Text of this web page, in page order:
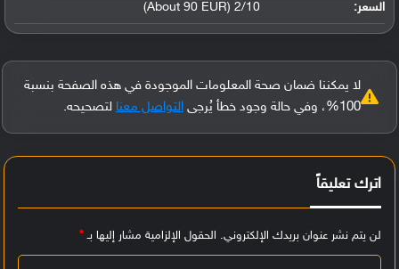
السعر: 2/10 (About 90 EUR)
لا يمكننا ضمان صحة المعلومات الموجودة في هذه الصفحة بنسبة
100%، وفي حالة وجود خطأ يُرجى
التواصل معنا لتصحيحه.
اترك تعليقاً
لن يتم نشر عنوان بريدك الإلكتروني. الحقول الإلزامية مشار إليها بـ*